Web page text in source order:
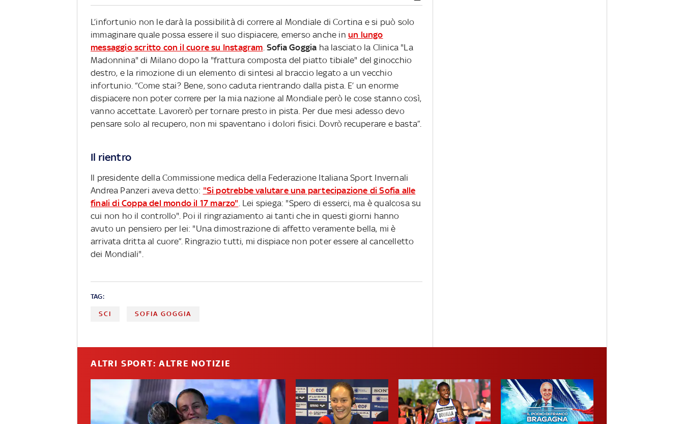
L’infortunio non le darà la possibilità di correre al Mondiale di Cortina e si può solo
immaginare quale possa essere il suo dispiacere, emerso anche in un lungo
messaggio scritto con il cuore su Instagram Sofia Goggia ha lasciato la Clinica "La
Madonnina" di Milano dopo la "frattura composta del piatto tibiale" del ginocchio
destro, e la rimozione di un elemento di sintesi al braccio legato a un vecchio
infortunio. “Come stai? Bene, sono caduta rientrando dalla pista. E’ un enorme
dispiacere non poter correre per la mia nazione al Mondiale però le cose stanno così,
vanno accettate. Lavorerò per tornare presto in pista. Per due mesi adesso devo
pensare solo al recupero, non mi spaventano i dolori fisici. Dovrò recuperare e basta”.
Il rientro
Il presidente della Commissione medica della Federazione Italiana Sport Invernali
Andrea Panzeri aveva detto: "Si potrebbe valutare una partecipazione di Sofia alle
finali di Coppa del mondo il 17 marzo" . Lei spiega: "Spero di esserci, ma è qualcosa su
cui non ho il controllo". Poi il ringraziamento ai tanti che in questi giorni hanno
avuto un pensiero per lei: "Una dimostrazione di affetto veramente bella, mi è
arrivata dritta al cuore”. Ringrazio tutti, mi dispiace non poter essere al cancelletto
dei Mondiali".
TAG:
SCI SOFIA GOGGIA
ALTRI SPORT: ALTRE NOTIZIE